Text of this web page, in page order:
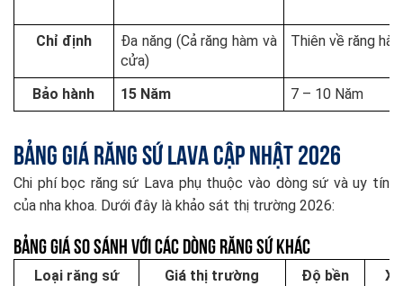
Chỉ định
Đa năng (Cả răng hàm và
cửa)
Thiên về răng
Bảo hành 15 Năm 7 – 10 Năm
Bảng giá răng sứ Lava cập nhật 2026
Chi phí bọc răng sứ Lava phụ thuộc vào dòng sứ và uy tín
của nha khoa. Dưới đây là khảo sát thị trường 2026:
Bảng Giá So Sánh Với Các Dòng Răng Sứ Khác
Loại răng sứ
Giá thị trường
Độ bền